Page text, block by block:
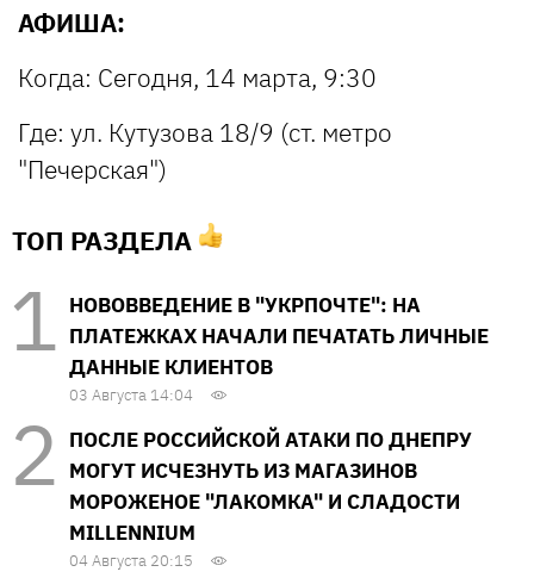
АФИША:
Когда: Сегодня, 14 марта, 9:30
Где: ул. Кутузова 18/9 (ст. метро
"Печерская")
ТОП РАЗДЕЛА
НОВОВВЕДЕНИЕ В "УКРПОЧТЕ": НА
ПЛАТЕЖКАХ НАЧАЛИ ПЕЧАТАТЬ ЛИЧНЫЕ
ДАННЫЕ КЛИЕНТОВ
03 Августа 14:04
ПОСЛЕ РОССИЙСКОЙ АТАКИ ПО ДНЕПРУ
МОГУТ ИСЧЕЗНУТЬ ИЗ МАГАЗИНОВ
МОРОЖЕНОЕ "ЛАКОМКА" И СЛАДОСТИ
MILLENNIUM
04 Августа 20:15